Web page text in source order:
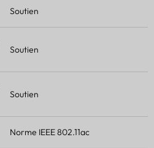
Soutien
Soutien
Soutien
Norme IEEE 802.11ac